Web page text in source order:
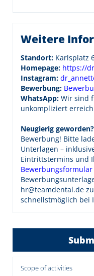
Weitere
Standort: Karlsplatz
Homepage: https://
Instagram:
Bewerbung:
WhatsApp: Wir sind
unkompliziert
Neugierig geworden?
Bewerbung! Bitte
Unterlagen –
Eintrittstermins und
Bewerbungsformular
hr@teamdental.de
schnellstmöglich bei
Scope of activities